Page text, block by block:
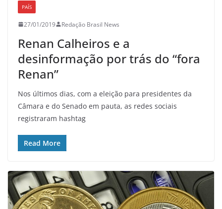
PAÍS
27/01/2019 Redação Brasil News
Renan Calheiros e a
desinformação por trás do “fora
Renan”
Nos últimos dias, com a eleição para presidentes da
Câmara e do Senado em pauta, as redes sociais
registraram hashtag
Read More